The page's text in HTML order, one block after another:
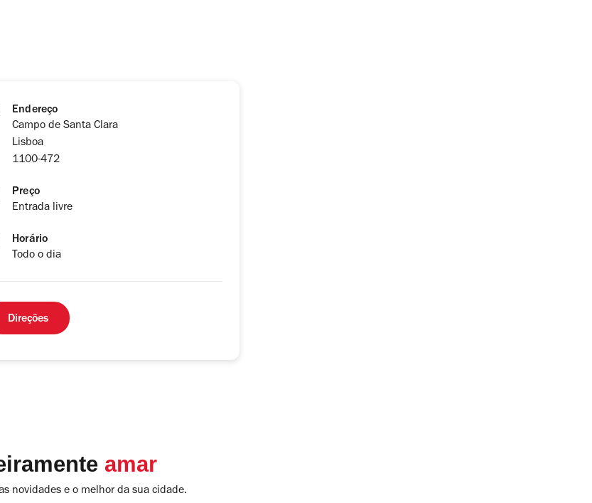
Endereço
Campo de Santa Clara
Lisboa
1100-472
Preço
Entrada livre
Horário
Todo o dia
Direções
amar
novidades e o melhor da sua cidade.